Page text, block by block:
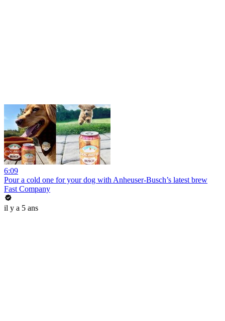
6:09
Pour a cold one for your dog with Anheuser-Busch’s latest brew
Fast Company
il y a 5 ans